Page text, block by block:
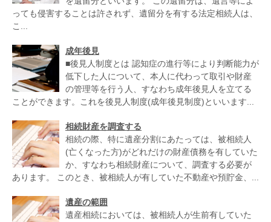
っても侵害することは許されず、遺留分を有する法定相続人は、
こ...
成年後見
■後見人制度とは 認知症の進行等により判断能力が
低下した人について、本人に代わって取引や財産
の管理等を行う人、すなわち成年後見人を立てる
ことができます。これを後見人制度(成年後見制度)といいます...
相続財産を調査する
相続の際、特に遺産分割にあたっては、被相続人
(亡くなった方)がどれだけの財産債務を有していた
か、すなわち相続財産について、調査する必要が
あります。 このとき、被相続人が有していた不動産や預貯金、...
遺産の範囲
遺産相続においては、被相続人が生前有していた